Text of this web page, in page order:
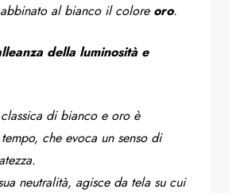
al bianco il colore oro.
della luminosità e
di bianco e oro è
tempo, che evoca un senso di
neutralità, agisce da tela su cui